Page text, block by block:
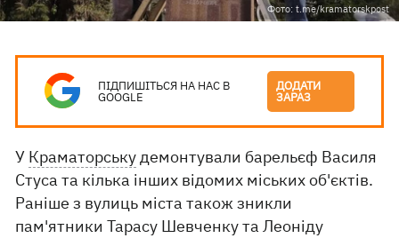
Фото: t.me/kramatorskpost
ПІДПИШІТЬСЯ НА НАС В
GOOGLE
ДОДАТИ
ЗАРАЗ
У Краматорськудемонтували барельєф Василя
Стуса та кілька інших відомих міських об'єктів.
Раніше з вулиць міста також зникли
пам'ятники Тарасу Шевченку та Леоніду